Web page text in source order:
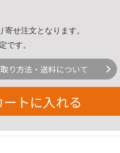
寄せ注文となります。
です。
り方法・送料について
ートに入れる